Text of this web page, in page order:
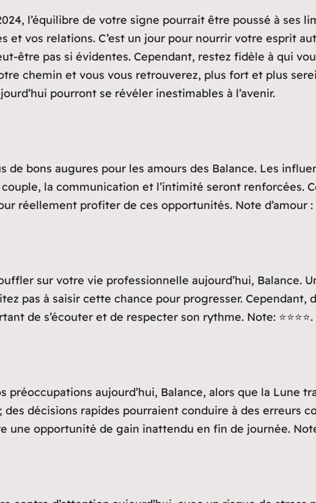
l’équilibre de votre signe pourrait être poussé à ses
et vos relations. C’est un jour pour nourrir votre esprit
être pas si évidentes. Cependant, restez fidèle à qui
chemin et vous vous retrouverez, plus fort et plus
pourront se révéler inestimables à l’avenir.
de bons augures pour les amours des Balance. Les
la communication et l’intimité seront renforcées.
réellement profiter de ces opportunités. Note d’amour
sur votre vie professionnelle aujourd’hui, Balance.
pas à saisir cette chance pour progresser. Cependant,
de s’écouter et de respecter son rythme. Note: ⭐⭐⭐⭐.
préoccupations aujourd’hui, Balance, alors que la Lune
décisions rapides pourraient conduire à des erreurs
une opportunité de gain inattendu en fin de journée.